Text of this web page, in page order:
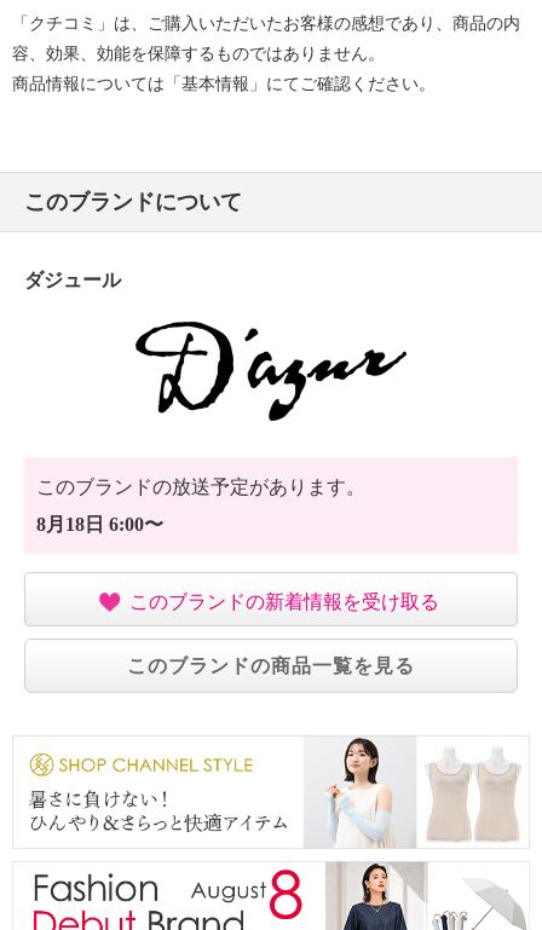
「クチコミ」は、ご購入いただいたお客様の感想であり、商品の内
容、効果、効能を保障するものではありません。
商品情報については「基本情報」にてご確認ください。
このブランドについて
ダジュール
このブランドの放送予定があります。
8月18日 6:00〜
このブランドの新着情報を受け取る
このブランドの商品一覧を見る